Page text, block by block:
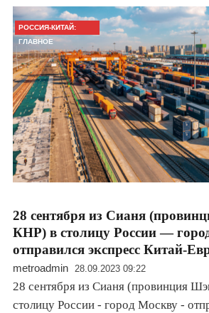
РОССИЯ-КИТАЙ:
ГЛАВНОЕ
28 сентября из Сианя
КНР) в столицу России —
отправился экспресс Китай-
metroadmin 28.09.2023 09:22
28 сентября из Сианя (провинция
столицу России - город Москву -